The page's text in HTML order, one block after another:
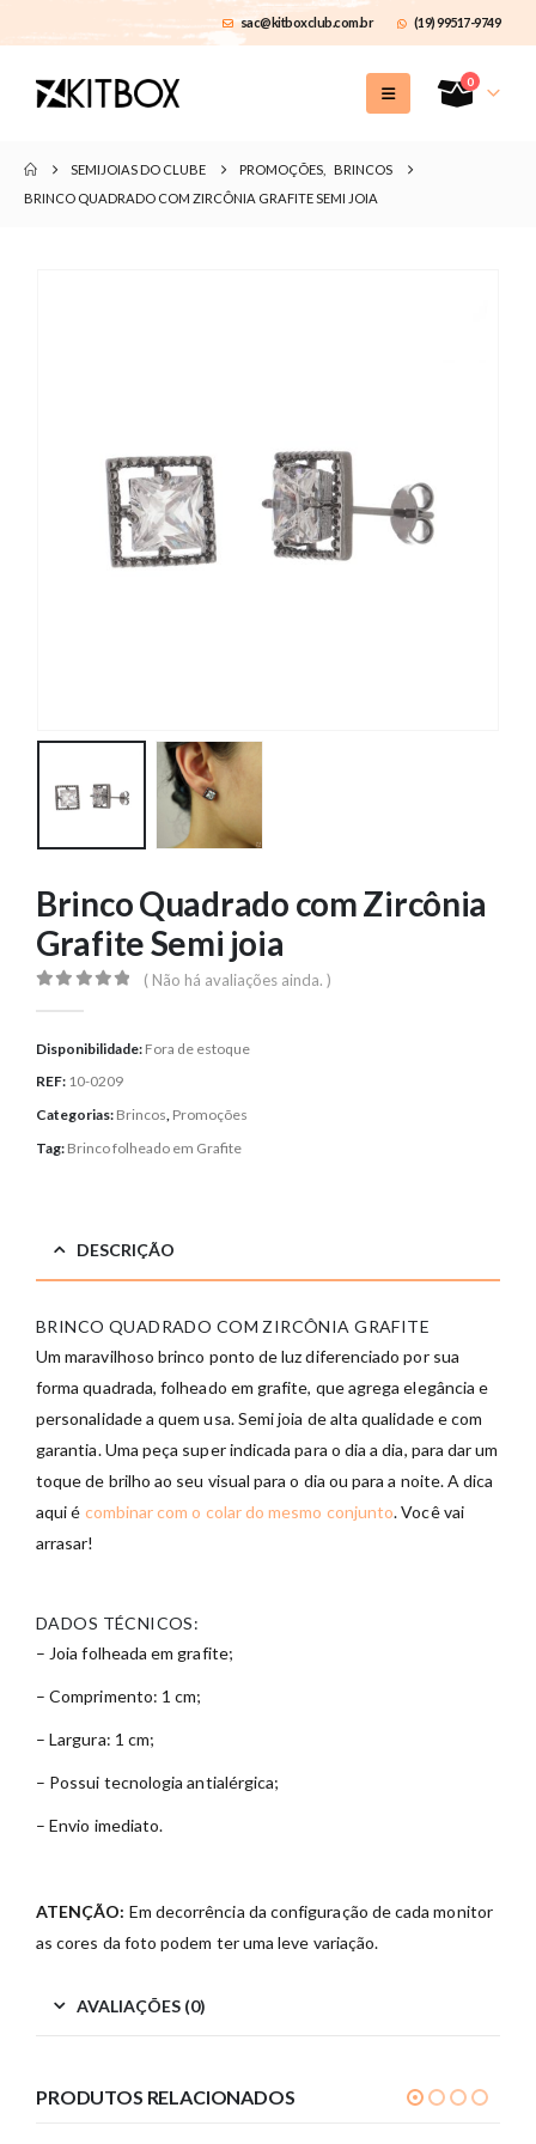
sac@kitboxclub.com.br (19) 99517-9749
0
SEMIJOIAS DO CLUBE PROMOÇÕES
BRINCOS
BRINCO QUADRADO COM ZIRCÔNIA GRAFITE SEMI JOIA
Brinco Quadrado com Zircônia
Grafite Semi joia
( Não há avaliações ainda. )
Disponibilidade: Fora de estoque
REF: 10-0209
Categorias: Brincos, Promoções
Tag: Brinco folheado em Grafite
DESCRIÇÃO
BRINCO QUADRADO COM ZIRCÔNIA GRAFITE
Um maravilhoso brinco ponto de luz diferenciado por sua
forma quadrada, folheado em grafite, que agrega elegância e
personalidade a quem usa. Semi joia de alta qualidade e com
garantia. Uma peça super indicada para o dia a dia, para dar um
toque de brilho ao seu visual para o dia ou para a noite. A dica
aqui é combinar com o colar do mesmo conjunto. Você vai
arrasar!
DADOS TÉCNICOS:
– Joia folheada em grafite;
– Comprimento: 1 cm;
– Largura: 1 cm;
– Possui tecnologia antialérgica;
– Envio imediato.
ATENÇÃO: Em decorrência da configuração de cada monitor
as cores da foto podem ter uma leve variação.
AVALIAÇÕES (0)
PRODUTOS RELACIONADOS